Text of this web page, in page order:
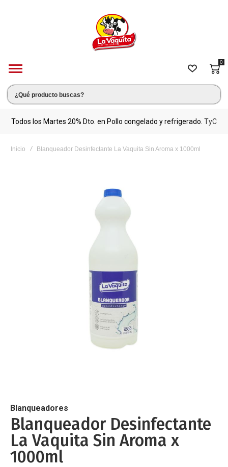
0
Todos los Martes 20% Dto. en Pollo congelado y refrigerado. TyC
Inicio Blanqueador Desinfectante La Vaquita Sin Aroma x 1000ml
de
la
galería
imágenes
Blanqueadores
Blanqueador Desinfectante
La Vaquita Sin Aroma x
1000ml